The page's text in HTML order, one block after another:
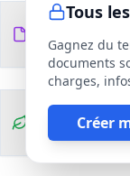
commande).
minimum 1 par
Droit d'accès
et de
utiles ; pouvoir
maître d'ouvrage
Modalités
prix unitaires
Tous
Gagnez du
documents
charges,
Créer
Documents
DCE
Clauses